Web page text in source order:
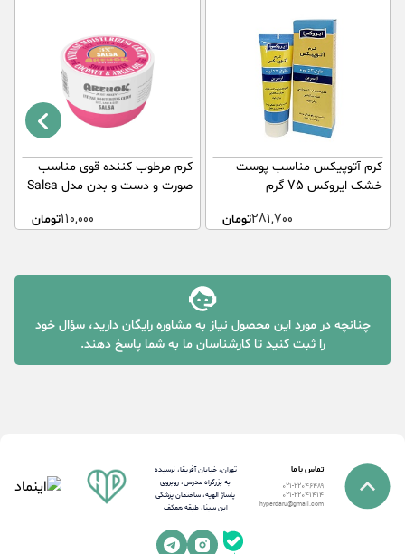
کرم آتوپیکس مناسب پوست
خشک ایروکس 75 گرم
281,700تومان
کرم مرطوب کننده قوی مناسب
صورت و دست و بدن مدل Salsa
110,000تومان
چنانچه در مورد این محصول نیاز به مشاوره رایگان دارید، سؤال خود
را ثبت کنید تا کارشناسان ما به شما پاسخ دهند.
تماس با ما
021-22046489
021-22041414
hyperdaru@gmail.com
تهران، خیابان آفریقا، نرسیده
به بزرگراه مدرس، روبروی
پاساژ الهیه، ساختمان پزشکی
ابن سینا، طبقه همکف